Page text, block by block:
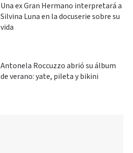
Una ex Gran Hermano interpretará a
Silvina Luna en la docuserie sobre su
vida
Antonela Roccuzzo abrió su álbum
de verano: yate, pileta y bikini